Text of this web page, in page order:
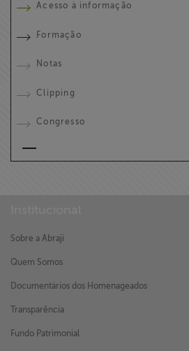
Acesso à informação
Formação
Notas
Clipping
Congresso
Sobre a Abraji
Quem Somos
Documentários dos Homenageados
Transparência
Fundo Patrimonial